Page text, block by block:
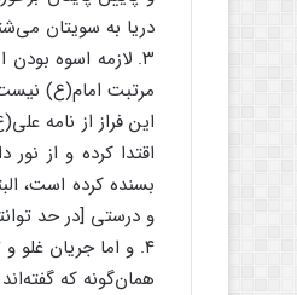
دریا به سویتان
۳. لازمه اسوه
مرتبت امام(ع)
این فراز از نامه
اقتدا کرده و از
بسنده کرده است،
و درستی [در حد
۴. و اما جریان غلو و تفویض:۱۵
همان‌گونه که